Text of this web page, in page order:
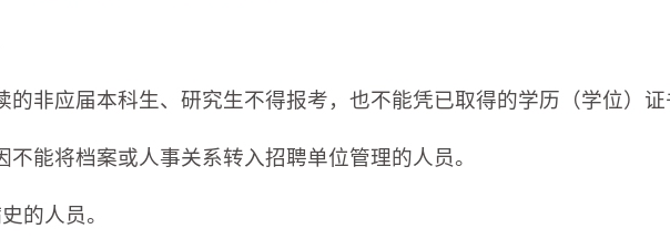
非应届本科生、研究生不得报考，也不能凭已取得的学历（学位）证
能将档案或人事关系转入招聘单位管理的人员。
人员。